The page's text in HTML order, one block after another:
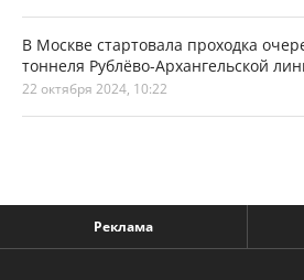
В Москве стартовала проходка
тоннеля Рублёво-Архангельской
22 октября 2024, 10:22
Реклама